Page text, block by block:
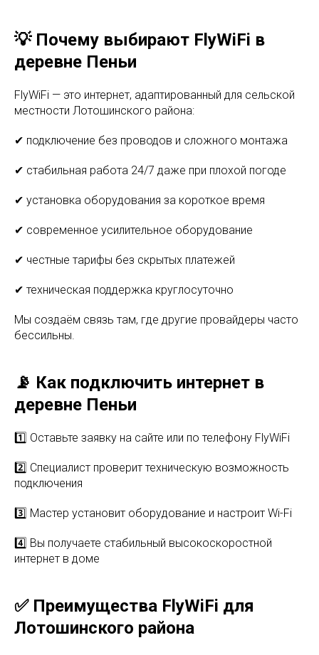
💡 Почему выбирают FlyWiFi в
деревне Пеньи
FlyWiFi — это интернет, адаптированный для сельской
местности Лотошинского района:
✔ подключение без проводов и сложного монтажа
✔ стабильная работа 24/7 даже при плохой погоде
✔ установка оборудования за короткое время
✔ современное усилительное оборудование
✔ честные тарифы без скрытых платежей
✔ техническая поддержка круглосуточно
Мы создаём связь там, где другие провайдеры часто
бессильны.
📡 Как подключить интернет в
деревне Пеньи
1️⃣ Оставьте заявку на сайте или по телефону FlyWiFi
2️⃣ Специалист проверит техническую возможность
подключения
3️⃣ Мастер установит оборудование и настроит Wi-Fi
4️⃣ Вы получаете стабильный высокоскоростной
интернет в доме
✅ Преимущества FlyWiFi для
Лотошинского района